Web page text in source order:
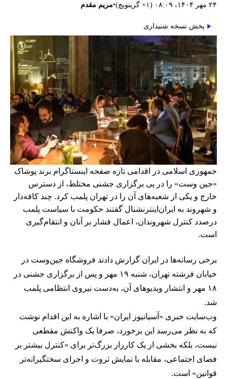
۲۴ مهر ۱۴۰۴، ۰۸:۰۹ (‎+۱ گرینویچ) •مریم مقدم
پخش نسخه شنیداری
جمهوری اسلامی در اقدامی تازه صفحه اینستاگرام برند پوشاک
«جین وست» را در پی برگزاری جشنی مختلط، از دسترس
خارج و یکی از شعبه‌های آن را در تهران پلمب کرد. چند کافه‌‌دار
و شهروند به ایران‌اینترنشنال گفتند حکومت با سیاست پلمب
درصدد کنترل شهروندان، اعمال فشار بر آنان و انتقام‌گیری
است.
برخی رسانه‌ها در ایران گزارش دادند فروشگاه جین‌وست در
خیابان فرشته تهران، شنبه ۱۹ مهر و پس از برگزاری جشنی در
۱۸ مهر و انتشار ویدیوهای آن، به‌دست نیروی انتظامی پلمب
شد.
وب‌سایت خبری «آسیانیوز ایران» با اشاره به این اقدام نوشت
که به نظر می‌رسد این برخورد، صرفا یک واکنش مقطعی
نیست، بلکه بخشی از یک کارزار بزرگ‌تر برای «کنترل بیشتر بر
فضای اجتماعی، مقابله با نمایش ثروت و اجرای سختگیرانه‌تر
قوانین» است.